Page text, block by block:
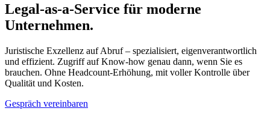
Legal-as-a-Service für moderne
Unternehmen.
Juristische Exzellenz auf Abruf – spezialisiert, eigenverantwortlich
und effizient. Zugriff auf Know-how genau dann, wenn Sie es
brauchen. Ohne Headcount-Erhöhung, mit voller Kontrolle über
Qualität und Kosten.
Gespräch vereinbaren